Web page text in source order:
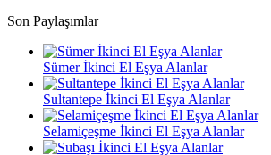
Son Paylaşımlar
Sümer İkinci El Eşya Alanlar
Sultantepe İkinci El Eşya Alanlar
Selamiçeşme İkinci El Eşya Alanlar